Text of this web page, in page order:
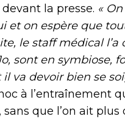
la presse. «
et on espère que
le staff médical
sont en symbiose,
va devoir bien se
à l’entraînement
que l’on ait